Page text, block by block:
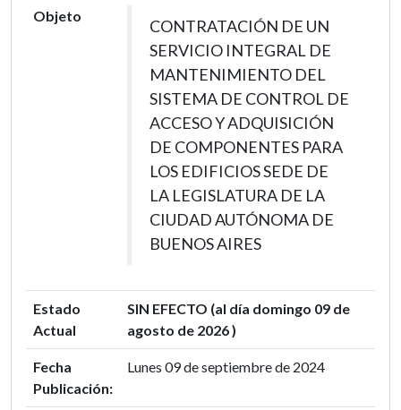
Objeto
CONTRATACIÓN DE UN
SERVICIO INTEGRAL DE
MANTENIMIENTO DEL
SISTEMA DE CONTROL DE
ACCESO Y ADQUISICIÓN
DE COMPONENTES PARA
LOS EDIFICIOS SEDE DE
LA LEGISLATURA DE LA
CIUDAD AUTÓNOMA DE
BUENOS AIRES
Estado
Actual
SIN EFECTO (al día domingo 09 de
agosto de 2026 )
Fecha
Publicación:
Lunes 09 de septiembre de 2024